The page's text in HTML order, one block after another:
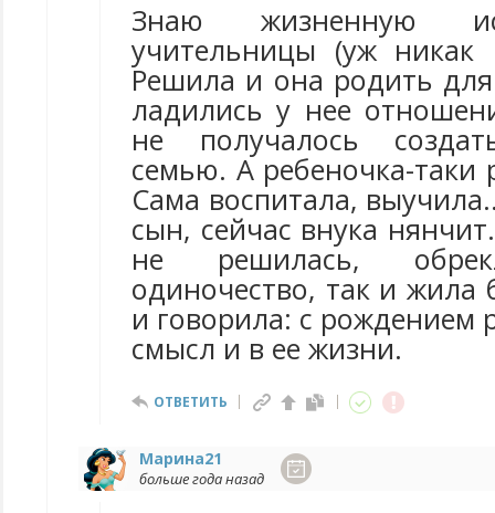
Знаю жизненную
учительницы (уж никак
Решила и она родить
ладились у нее
не получалось
семью. А ребеночка-таки
Сама воспитала,
сын, сейчас внука
не решилась,
одиночество, так и
и говорила: с рождением
смысл и в ее жизни.
ОТВЕТИТЬ
Марина21
больше года назад